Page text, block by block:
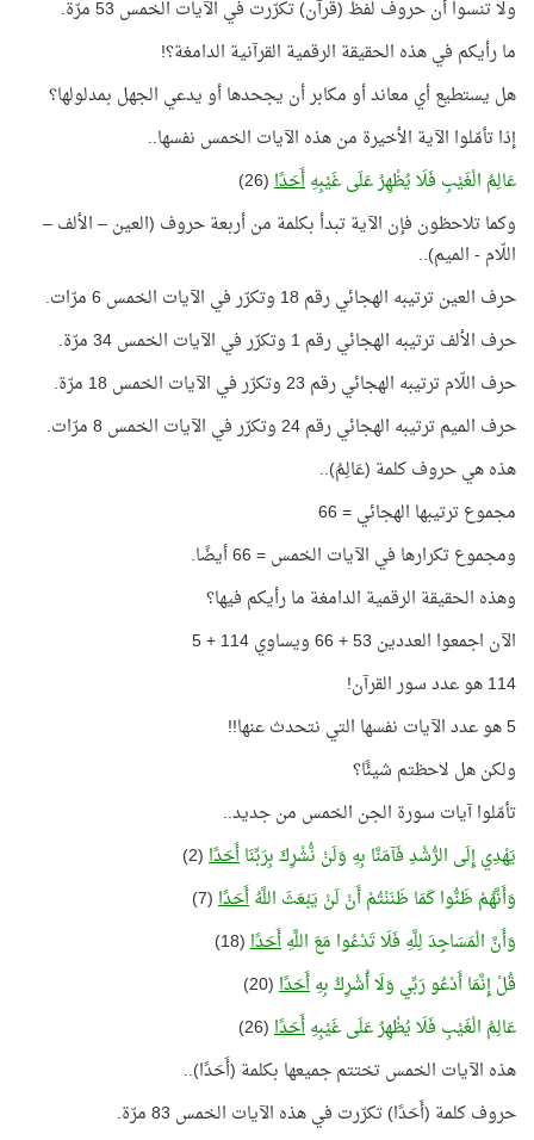
ولا تنسوا أن حروف لفظ (قرآن) تكرّرت في الآيات الخمس 53 مرّة
.
ما رأيكم في هذه الحقيقة الرقمية القرآنية الدامغة؟!
هل يستطيع أي معاند أو مكابر أن يجحدها أو يدعي الجهل بمدلولها؟
إذا تأمّلوا الآية الأخيرة من هذه الآيات الخمس نفسها..
عَالِمُ الْغَيْبِ فَلَا يُظْهِرُ عَلَى غَيْبِهِأَحَدًا(26)
وكما تلاحظون فإن الآية تبدأ بكلمة من أربعة حروف (العين – الألف –
اللّام - الميم)..
حرف العين ترتيبه الهجائي رقم 18 وتكرّر في الآيات الخمس 6 مرّات.
حرف الألف ترتيبه الهجائي رقم 1 وتكرّر في الآيات الخمس 34 مرّة.
حرف اللّام ترتيبه الهجائي رقم 23 وتكرّر في الآيات الخمس 18 مرّة.
حرف الميم ترتيبه الهجائي رقم 24 وتكرّر في الآيات الخمس 8 مرّات.
هذه هي حروف كلمة (عَالِمُ)..
مجموع ترتيبها الهجائي = 66
ومجموع تكرارها في الآيات الخمس = 66 أيضًا.
وهذه الحقيقة الرقمية الدامغة ما رأيكم فيها؟
الآن اجمعوا العددين 53 + 66 ويساوي 114 + 5
114 هو عدد سور القرآن!
5 هو عدد الآيات نفسها التي نتحدث عنها!!
ولكن هل لاحظتم شيئًا؟
تأمّلوا آيات سورة الجن الخمس من جديد..
يَهْدِي إِلَى الرُّشْدِ فَآمَنَّا بِهِ وَلَنْ نُّشْرِكَ بِرَبِّنَاأَحَدًا(2)
وَأَنَّهُمْ ظَنُّوا كَمَا ظَنَنْتُمْ أَنْ لَنْ يَبْعَثَ اللَّهُأَحَدًا(7)
وَأَنَّ الْمَسَاجِدَ لِلَّهِ فَلَا تَدْعُوا مَعَ اللَّهِأَحَدًا(18)
قُلْ إِنَّمَا أَدْعُو رَبِّي وَلَا أُشْرِكُ بِهِأَحَدًا(20)
عَالِمُ الْغَيْبِ فَلَا يُظْهِرُ عَلَى غَيْبِهِأَحَدًا(26)
هذه الآيات الخمس تختتم جميعها بكلمة (أَحَدًا)..
حروف كلمة (أَحَدًا) تكرّرت في هذه الآيات الخمس 83 مرّة.